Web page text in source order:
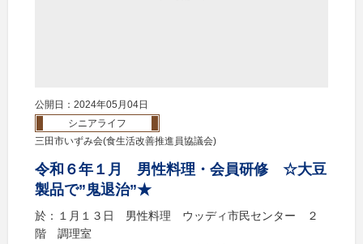
公開日：2024年05月04日
シニアライフ
三田市いずみ会(食生活改善推進員協議会)
令和６年１月 男性料理・会員研修 ☆大豆
製品で”鬼退治”★
於：１月１３日 男性料理 ウッディ市民センター ２
階 調理室